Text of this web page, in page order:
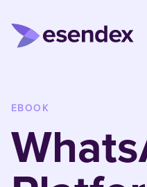
EBOOK